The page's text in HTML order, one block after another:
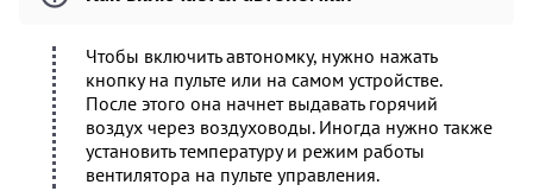
Чтобы включить автономку, нужно нажать
кнопку на пульте или на самом устройстве.
После этого она начнет выдавать горячий
воздух через воздуховоды. Иногда нужно также
установить температуру и режим работы
вентилятора на пульте управления.